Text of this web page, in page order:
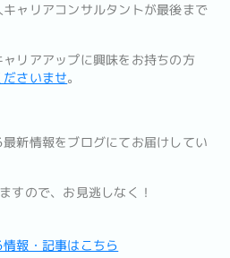
ャリアコンサルタントが最後まで
リアアップに興味をお持ちの方
さいませ。
新情報をブログにてお届けしてい
すので、お見逃しなく！
報・記事はこちら